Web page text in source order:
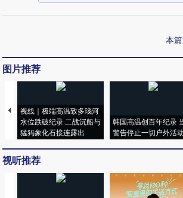
本
图片推荐
视线｜极端高温致多瑙河
水位跌破纪录 二战沉船与
猛犸象化石接连露出
韩国高温创百年纪录
警告停止一切户外活动
视听推荐